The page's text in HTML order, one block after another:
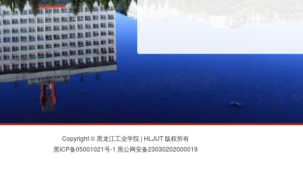
Copyright © 黑龙江工业学院 | HLJUT 版权所有
黑ICP备05001021号-1 黑公网安备23030202000019